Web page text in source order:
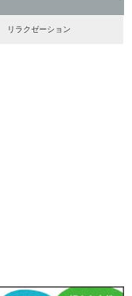
リラクゼーション